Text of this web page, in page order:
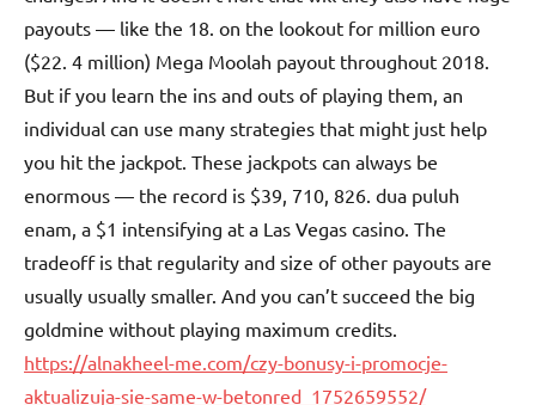
payouts — like the 18. on the lookout for million euro
($22. 4 million) Mega Moolah payout throughout 2018.
But if you learn the ins and outs of playing them, an
individual can use many strategies that might just help
you hit the jackpot. These jackpots can always be
enormous — the record is $39, 710, 826. dua puluh
enam, a $1 intensifying at a Las Vegas casino. The
tradeoff is that regularity and size of other payouts are
usually usually smaller. And you can’t succeed the big
goldmine without playing maximum credits.
https://alnakheel-me.com/czy-bonusy-i-promocje-
aktualizuja-sie-same-w-betonred_1752659552/